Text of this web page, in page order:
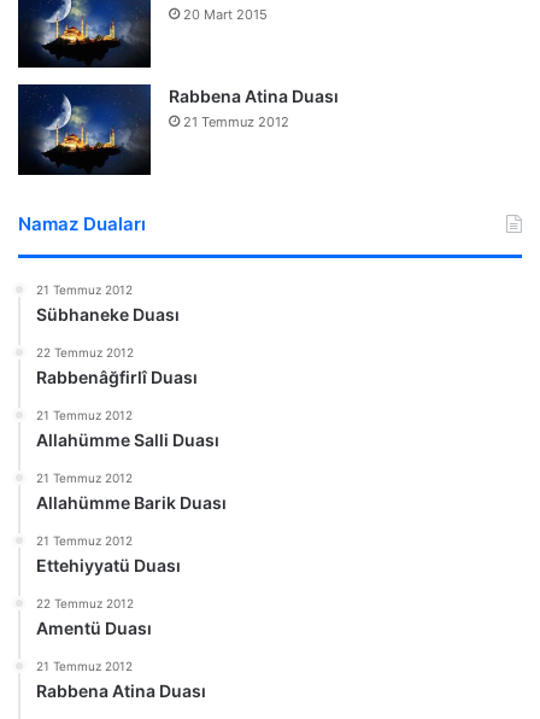
20 Mart 2015
Rabbena Atina Duası
21 Temmuz 2012
Namaz Duaları
21 Temmuz 2012
Sübhaneke Duası
22 Temmuz 2012
Rabbenâğfirlî Duası
21 Temmuz 2012
Allahümme Salli Duası
21 Temmuz 2012
Allahümme Barik Duası
21 Temmuz 2012
Ettehiyyatü Duası
22 Temmuz 2012
Amentü Duası
21 Temmuz 2012
Rabbena Atina Duası